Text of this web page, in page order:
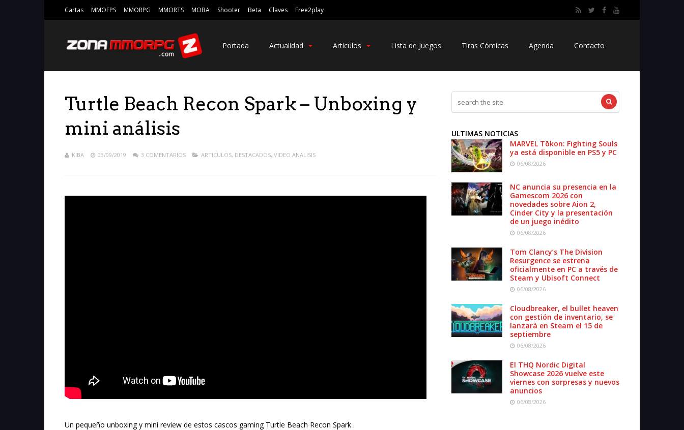
Cartas MMOFPS MMORPG MMORTS MOBA Shooter Beta Claves Free2play
Portada Actualidad Articulos Lista de Juegos Tiras Cómicas Agenda Contacto
Turtle Beach Recon Spark – Unboxing y
mini análisis
KIBA 03/09/2019 3 COMENTARIOS ARTICULOS, DESTACADOS, VIDEO ANALISIS
Un pequeño unboxing y mini review de estos cascos gaming Turtle Beach Recon Spark .
ULTIMAS NOTICIAS
MARVEL Tōkon: Fighting Souls
ya está disponible en PS5 y PC
06/08/2026
NC anuncia su presencia en la
Gamescom 2026 con
novedades sobre Aion 2,
Cinder City y la presentación
de un juego inédito
06/08/2026
Tom Clancy’s The Division
Resurgence se estrena
oficialmente en PC a través de
Steam y Ubisoft Connect
06/08/2026
Cloudbreaker, el bullet heaven
con gestión de inventario, se
lanzará en Steam el 15 de
septiembre
06/08/2026
El THQ Nordic Digital
Showcase 2026 vuelve este
viernes con sorpresas y nuevos
anuncios
06/08/2026